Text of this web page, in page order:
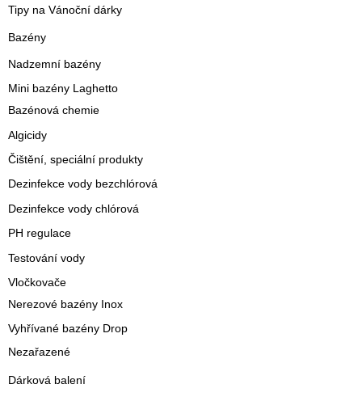
Tipy na Vánoční dárky
Bazény
Nadzemní bazény
Mini bazény Laghetto
Bazénová chemie
Algicidy
Čištění, speciální produkty
Dezinfekce vody bezchlórová
Dezinfekce vody chlórová
PH regulace
Testování vody
Vločkovače
Nerezové bazény Inox
Vyhřívané bazény Drop
Nezařazené
Dárková balení